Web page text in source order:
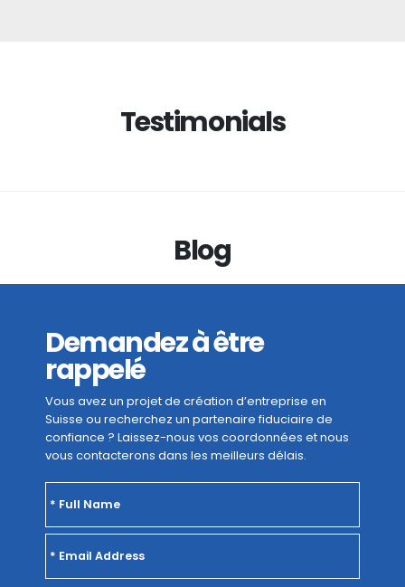
Testimonials
Blog
Demandez à être
rappelé
Vous avez un projet de création d’entreprise en
Suisse ou recherchez un partenaire fiduciaire de
confiance ? Laissez-nous vos coordonnées et nous
vous contacterons dans les meilleurs délais.